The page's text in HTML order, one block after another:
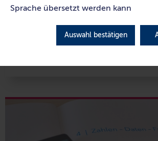
Sprache übersetzt werden kann
Auswahl bestätigen
Dienstleistungszentrum und
gesundheitlichen Verbraucher- und